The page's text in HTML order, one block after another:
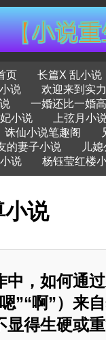
页 长篇X 乱小说
说 欢迎来到实
一婚还比一婚
小说 上弦月小
诛仙小说笔趣阁
的妻子小说 儿
小说
杨钰莹红楼
小说
中，如何通
”“啊”）来
显得生硬或